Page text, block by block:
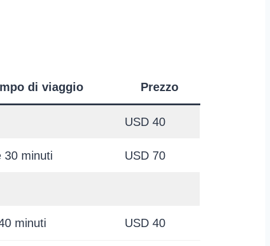
di viaggio Prezzo
USD 40
30 minuti USD 70
minuti USD 40